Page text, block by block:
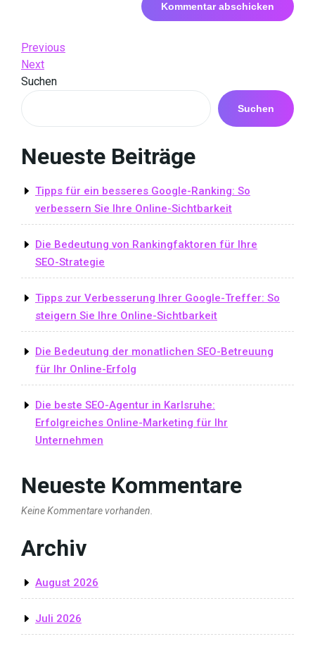
Beitrags-
Navigation
Previous
Post
Previous
Next
Post
Next
Suchen
Suchen
Neueste Beiträge
Tipps für ein besseres Google-Ranking: So
verbessern Sie Ihre Online-Sichtbarkeit
Die Bedeutung von Rankingfaktoren für Ihre
SEO-Strategie
Tipps zur Verbesserung Ihrer Google-Treffer: So
steigern Sie Ihre Online-Sichtbarkeit
Die Bedeutung der monatlichen SEO-Betreuung
für Ihr Online-Erfolg
Die beste SEO-Agentur in Karlsruhe:
Erfolgreiches Online-Marketing für Ihr
Unternehmen
Neueste Kommentare
Keine Kommentare vorhanden.
Archiv
August 2026
Juli 2026